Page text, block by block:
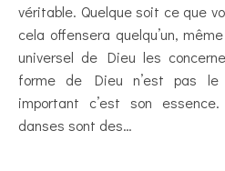
véritable. Quelque soit ce que
cela offensera quelqu’un,
universel de Dieu les
forme de Dieu n’est pas le
important c’est son
danses sont des…